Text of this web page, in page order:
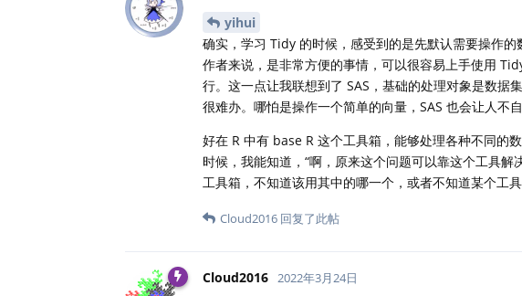
yihui
确实，学习 Tidy 的时候，感受到的是先默认需要操作
作者来说，是非常方便的事情，可以很容易上手使用
行。这一点让我联想到了 SAS，基础的处理对象是数据
很难办。哪怕是操作一个简单的向量，SAS 也会让人不
好在 R 中有 base R 这个工具箱，能够处理各种不同的
时候，我能知道，“啊，原来这个问题可以靠这个工具
工具箱，不知道该用其中的哪一个，或者不知道某个工
Cloud2016 回复了此帖
Cloud2016 2022年3月24日